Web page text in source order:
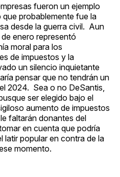
fueron un ejemplo
probablemente fue la
desde la guerra civil. Aun
enero representó
moral para los
de impuestos y la
un silencio inquietante
pensar que no tendrán un
2024. Sea o no DeSantis,
ser elegido bajo el
aumento de impuestos
faltarán donantes del
en cuenta que podría
latir popular en contra de la
momento.